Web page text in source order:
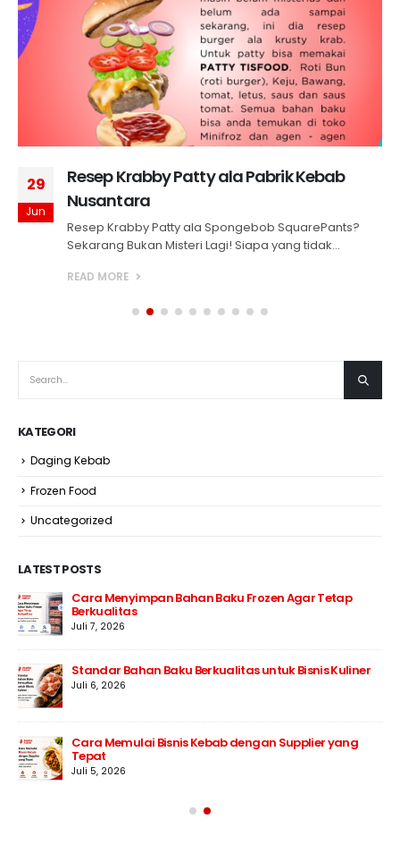
29
Jun
Resep Krabby Patty ala Pabrik Kebab
Nusantara
Resep Krabby Patty ala Spongebob SquarePants?
Sekarang Bukan Misteri Lagi! Siapa yang tidak...
READ MORE
KATEGORI
Daging Kebab
Frozen Food
Uncategorized
LATEST POSTS
Cara Menyimpan Bahan Baku Frozen Agar Tetap
Berkualitas
Juli 7, 2026
Standar Bahan Baku Berkualitas untuk Bisnis Kuliner
Juli 6, 2026
Cara Memulai Bisnis Kebab dengan Supplier yang
Tepat
Juli 5, 2026